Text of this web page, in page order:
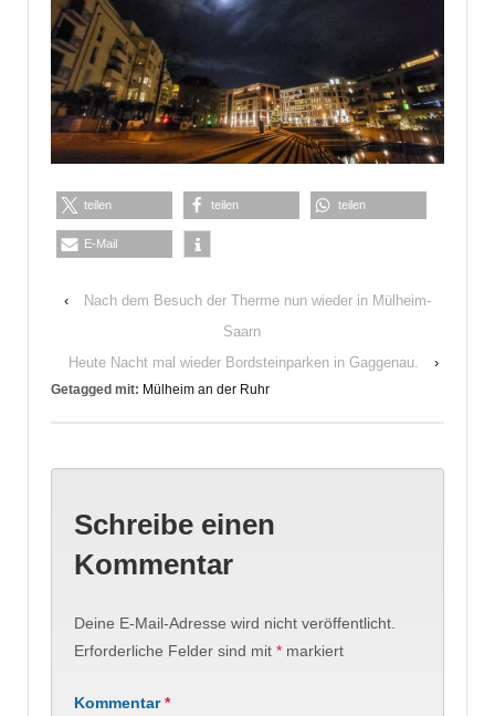
teilen teilen teilen
E-Mail
‹
Nach dem Besuch der Therme nun wieder in Mülheim-
Saarn
Heute Nacht mal wieder Bordsteinparken in Gaggenau.
›
Getagged mit: Mülheim an der Ruhr
Schreibe einen
Kommentar
Deine E-Mail-Adresse wird nicht veröffentlicht.
Erforderliche Felder sind mit * markiert
Kommentar*